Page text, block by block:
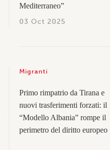
Mediterraneo”
03 Oct 2025
Migranti
Primo rimpatrio da Tirana e
nuovi trasferimenti forzati: il
“Modello Albania” rompe il
perimetro del diritto europeo